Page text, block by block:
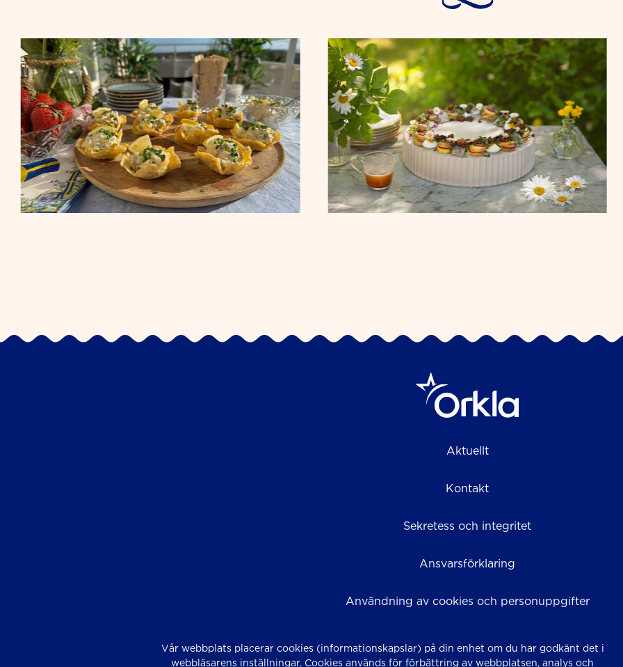
Aktuellt
Kontakt
Sekretess och integritet
Ansvarsförklaring
Användning av cookies och personuppgifter
Vår webbplats placerar cookies (informationskapslar) på din enhet om du har godkänt det i
webbläsarens inställningar. Cookies används för förbättring av webbplatsen, analys och